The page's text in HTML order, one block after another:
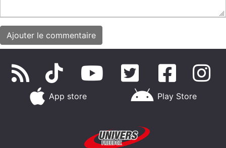
App store Play Store